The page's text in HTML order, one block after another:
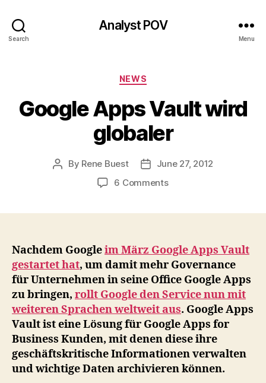
Search
Analyst POV
Menu
Categories
NEWS
Google Apps Vault wird
globaler
Post
By Rene Buest
PostJune 27, 2012
6 Commentson
globaler
Nachdem Googleim März Google Apps Vault
gestartet hat, um damit mehr Governance
für Unternehmen in seine Office Google Apps
zu bringen, rollt Google den Service nun mit
weiteren Sprachen weltweit aus. Google Apps
Vault ist eine Lösung für Google Apps for
Business Kunden, mit denen diese ihre
geschäftskritische Informationen verwalten
und wichtige Daten archivieren können.